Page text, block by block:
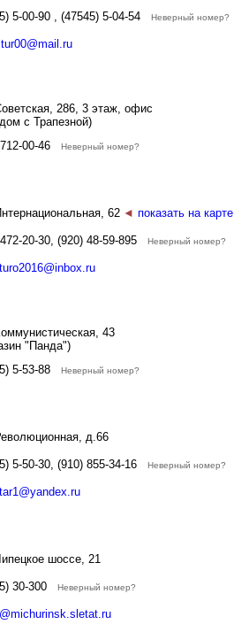
5-00-90 , (47545) 5-04-54 Неверный номер?
286, 3 этаж, офис
с Трапезной)
00-46 Неверный номер?
62 ◄ показать на карте
20-30, (920) 48-59-895 Неверный номер?
43
"Панда")
5-53-88 Неверный номер?
д.66
5-50-30, (910) 855-34-16 Неверный номер?
шоссе, 21
30-300 Неверный номер?